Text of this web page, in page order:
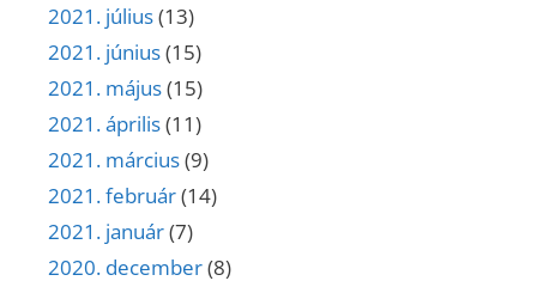
2021. július(13)
2021. június(15)
2021. május(15)
2021. április(11)
2021. március(9)
2021. február(14)
2021. január(7)
2020. december(8)